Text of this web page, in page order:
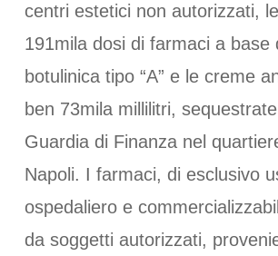
centri estetici non autorizzati,
191mila dosi di farmaci a base
botulinica tipo “A” e le creme
ben 73mila millilitri,
Guardia di Finanza nel
Napoli. I farmaci, di esclusivo
ospedaliero e
da soggetti autorizzati,